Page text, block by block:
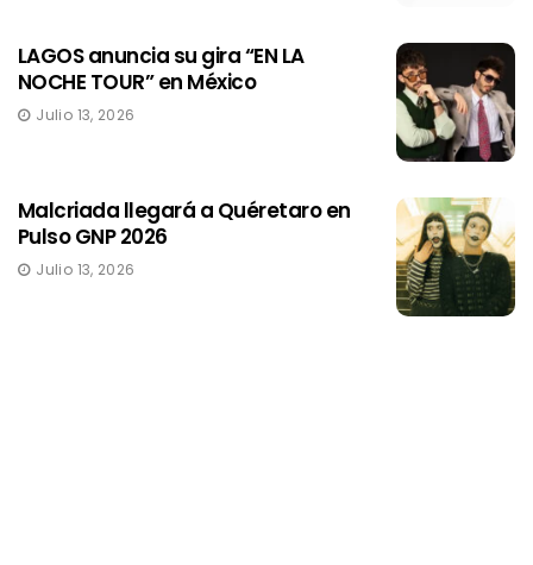
LAGOS anuncia su gira “EN LA
NOCHE TOUR” en México
Julio 13, 2026
Malcriada llegará a Quéretaro en
Pulso GNP 2026
Julio 13, 2026